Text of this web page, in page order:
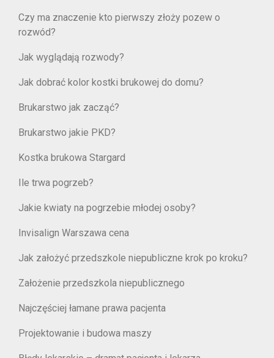
Czy ma znaczenie kto pierwszy złoży pozew o
rozwód?
Jak wyglądają rozwody?
Jak dobrać kolor kostki brukowej do domu?
Brukarstwo jak zacząć?
Brukarstwo jakie PKD?
Kostka brukowa Stargard
Ile trwa pogrzeb?
Jakie kwiaty na pogrzebie młodej osoby?
Invisalign Warszawa cena
Jak założyć przedszkole niepubliczne krok po kroku?
Założenie przedszkola niepublicznego
Najczęściej łamane prawa pacjenta
Projektowanie i budowa maszy